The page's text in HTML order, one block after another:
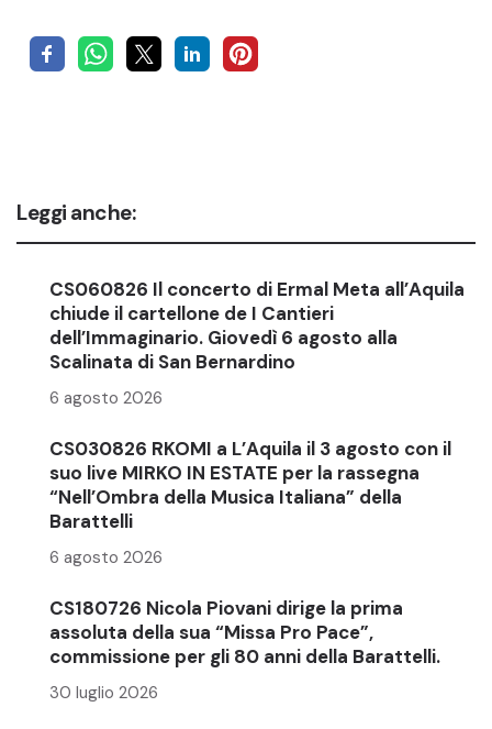
Leggi anche:
CS060826 Il concerto di Ermal Meta all’Aquila
chiude il cartellone de I Cantieri
dell’Immaginario. Giovedì 6 agosto alla
Scalinata di San Bernardino
6 agosto 2026
CS030826 RKOMI a L’Aquila il 3 agosto con il
suo live MIRKO IN ESTATE per la rassegna
“Nell’Ombra della Musica Italiana” della
Barattelli
6 agosto 2026
CS180726 Nicola Piovani dirige la prima
assoluta della sua “Missa Pro Pace”,
commissione per gli 80 anni della Barattelli.
30 luglio 2026